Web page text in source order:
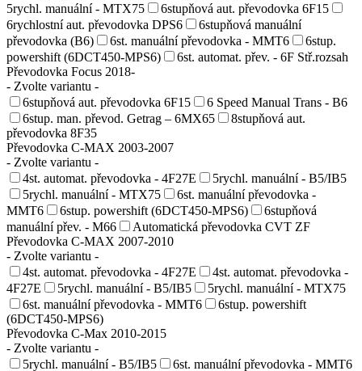
5rychl. manuální - MTX75
6stupňová aut. převodovka 6F15
6rychlostní aut. převodovka DPS6
6stupňová manuální
převodovka (B6)
6st. manuální převodovka - MMT6
6stup.
powershift (6DCT450-MPS6)
6st. automat. přev. - 6F Stř.rozsah
Převodovka Focus 2018-
- Zvolte variantu -
6stupňová aut. převodovka 6F15
6 Speed Manual Trans - B6
6stup. man. převod. Getrag – 6MX65
8stupňová aut.
převodovka 8F35
Převodovka C-MAX 2003-2007
- Zvolte variantu -
4st. automat. převodovka - 4F27E
5rychl. manuální - B5/IB5
5rychl. manuální - MTX75
6st. manuální převodovka -
MMT6
6stup. powershift (6DCT450-MPS6)
6stupňová
manuální přev. - M66
Automatická převodovka CVT ZF
Převodovka C-MAX 2007-2010
- Zvolte variantu -
4st. automat. převodovka - 4F27E
4st. automat. převodovka -
4F27E
5rychl. manuální - B5/IB5
5rychl. manuální - MTX75
6st. manuální převodovka - MMT6
6stup. powershift
(6DCT450-MPS6)
Převodovka C-Max 2010-2015
- Zvolte variantu -
5rychl. manuální - B5/IB5
6st. manuální převodovka - MMT6